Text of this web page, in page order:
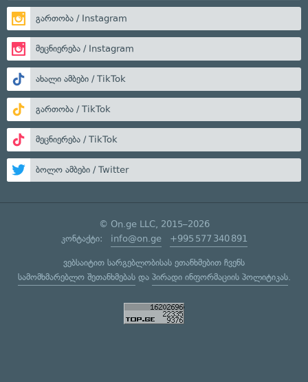
გართობა / Instagram
მეცნიერება / Instagram
ახალი ამბები / TikTok
გართობა / TikTok
მეცნიერება / TikTok
ბოლო ამბები / Twitter
© On.ge LLC, 2015–2026
კონტაქტი: info@on.ge +995 577 340 891
ვებსაიტით სარგებლობისას ეთანხმებით ჩვენს
სამომხმარებლო შეთანხმებასდა პირადი ინფორმაციის პოლიტიკას.